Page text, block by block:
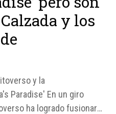
y los
y la
Paradise' En un giro
ha logrado fusionar